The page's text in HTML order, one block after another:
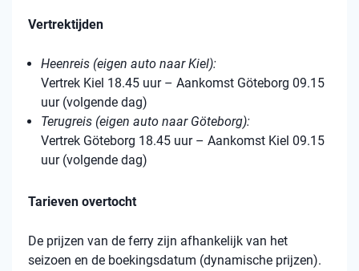
Vertrektijden
Heenreis (eigen auto naar Kiel):
Vertrek Kiel 18.45 uur – Aankomst Göteborg 09.15
uur (volgende dag)
Terugreis (eigen auto naar Göteborg):
Vertrek Göteborg 18.45 uur – Aankomst Kiel 09.15
uur (volgende dag)
Tarieven overtocht
De prijzen van de ferry zijn afhankelijk van het
seizoen en de boekingsdatum (dynamische prijzen).